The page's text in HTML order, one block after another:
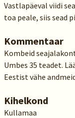
Vastlapäeval viidi
toa peale, siis sead
Kommentaar
Kombeid
Umbes 35 teadet.
Eestist vähe
Kihelkond
Kullamaa